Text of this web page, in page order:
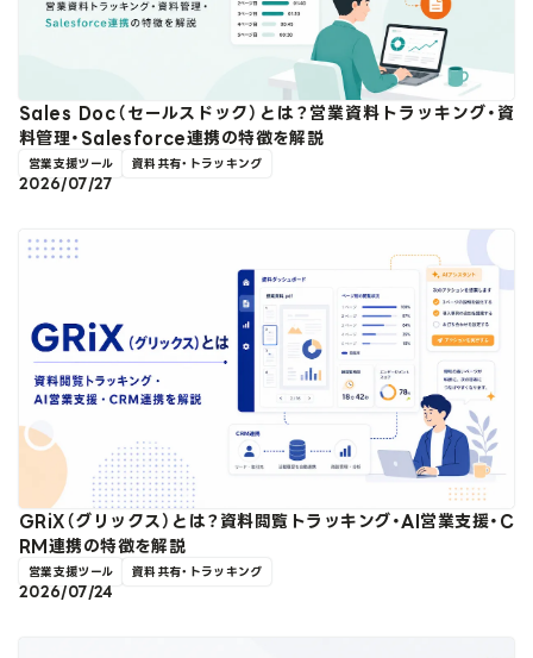
Sales Doc（セールスドック）とは？営業資料トラッキング・資
料管理・Salesforce連携の特徴を解説
営業支援ツール 資料共有・トラッキング
2026/07/27
GRiX（グリックス）とは？資料閲覧トラッキング・AI営業支援・C
RM連携の特徴を解説
営業支援ツール 資料共有・トラッキング
2026/07/24